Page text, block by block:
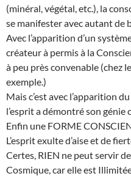
(minéral, végétal, etc.), la
se manifester avec autant de
Avec l’apparition d’un
créateur à permis à la
à peu près convenable (chez
exemple.)
Mais c’est avec l’apparition
l’esprit a démontré son génie
Enfin une FORME
L’esprit exulte d’aise et de
Certes, RIEN ne peut servir
Cosmique, car elle est